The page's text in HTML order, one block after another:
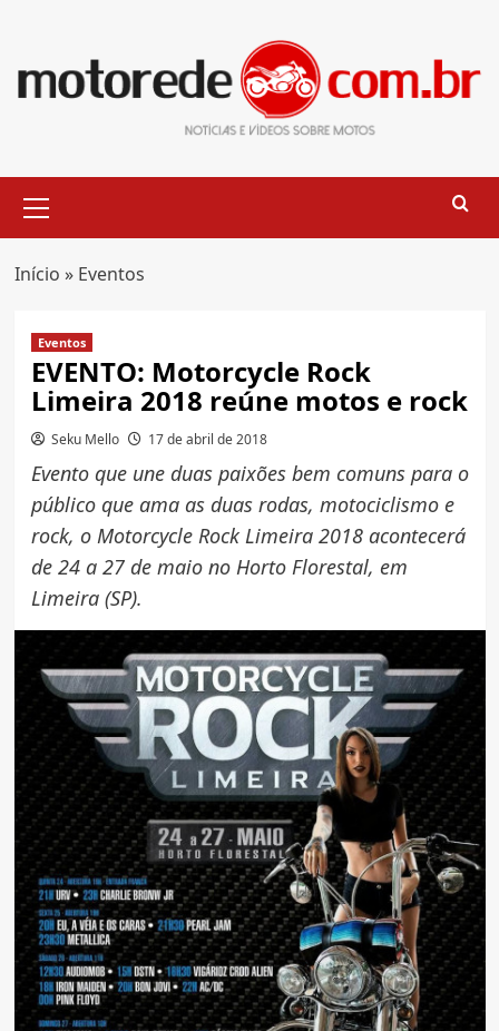
content
Menu
Início » Eventos
Eventos
EVENTO: Motorcycle Rock
Limeira 2018 reúne motos e rock
Seku Mello 17 de abril de 2018
Evento que une duas paixões bem comuns para o
público que ama as duas rodas, motociclismo e
rock, o Motorcycle Rock Limeira 2018 acontecerá
de 24 a 27 de maio no Horto Florestal, em
Limeira (SP).